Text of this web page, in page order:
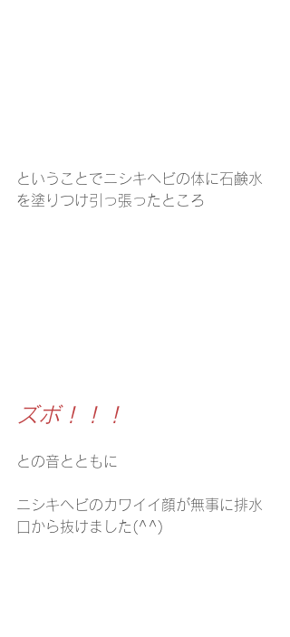
ということでニシキヘビの体に石鹸水
を塗りつけ引っ張ったところ
ズボ！！！
との音とともに
ニシキヘビのカワイイ顔が無事に排水
口から抜けました(^^)